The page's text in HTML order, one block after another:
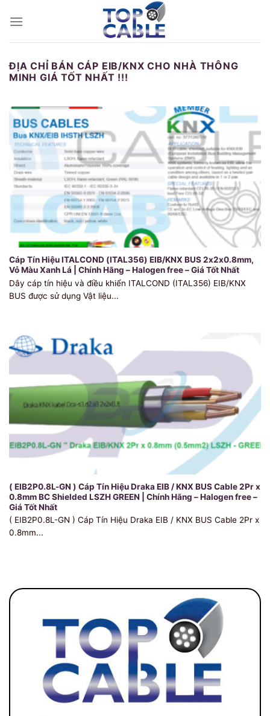
ĐỊA CHỈ BÁN CÁP EIB/KNX CHO NHÀ THÔNG
MINH GIÁ TỐT NHẤT !!!
Cáp Tín Hiệu ITALCOND (ITAL356) EIB/KNX BUS 2x2x0.8mm,
Vỏ Màu Xanh Lá | Chính Hãng – Halogen free – Giá Tốt Nhất
Dây cáp tín hiệu và điều khiển ITALCOND (ITAL356) EIB/KNX
BUS được sử dụng Vật liệu...
( EIB2P0.8L-GN ) Cáp Tín Hiệu Draka EIB / KNX BUS Cable 2Pr x
0.8mm BC Shielded LSZH GREEN | Chính Hãng – Halogen free –
Giá Tốt Nhất
( EIB2P0.8L-GN ) Cáp Tín Hiệu Draka EIB / KNX BUS Cable 2Pr x
0.8mm...